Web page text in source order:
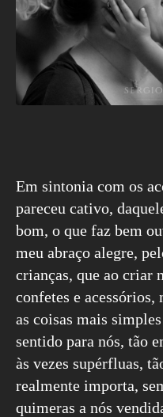
Em sintonia com os
pareceu cativo,
bom, o que faz bem
meu abraço alegre,
crianças, que ao criar
confetes e
as coisas mais
sentido para nós, tão
às vezes supérfluas,
realmente importa,
quimeras a nós